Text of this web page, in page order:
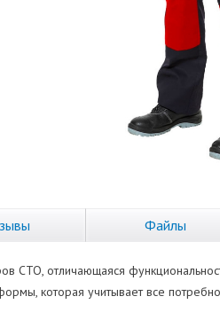
Файлы
отличающаяся
которая учитывает все